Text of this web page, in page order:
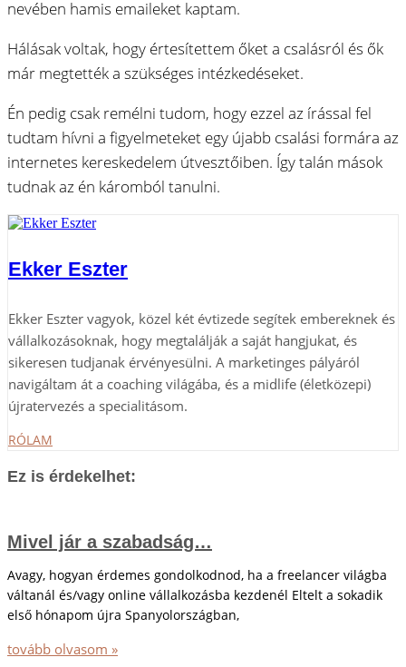
nevében hamis emaileket kaptam.
Hálásak voltak, hogy értesítettem őket a csalásról és ők
már megtették a szükséges intézkedéseket.
Én pedig csak remélni tudom, hogy ezzel az írással fel
tudtam hívni a figyelmeteket egy újabb csalási formára az
internetes kereskedelem útvesztőiben. Így talán mások
tudnak az én káromból tanulni.
Ekker Eszter
Ekker Eszter vagyok, közel két évtizede segítek embereknek és
vállalkozásoknak, hogy megtalálják a saját hangjukat, és
sikeresen tudjanak érvényesülni. A marketinges pályáról
navigáltam át a coaching világába, és a midlife (életközepi)
újratervezés a specialitásom.
RÓLAM
Ez is érdekelhet:
Mivel jár a szabadság…
Avagy, hogyan érdemes gondolkodnod, ha a freelancer világba
váltanál és/vagy online vállalkozásba kezdenél Eltelt a sokadik
első hónapom újra Spanyolországban,
tovább olvasom »